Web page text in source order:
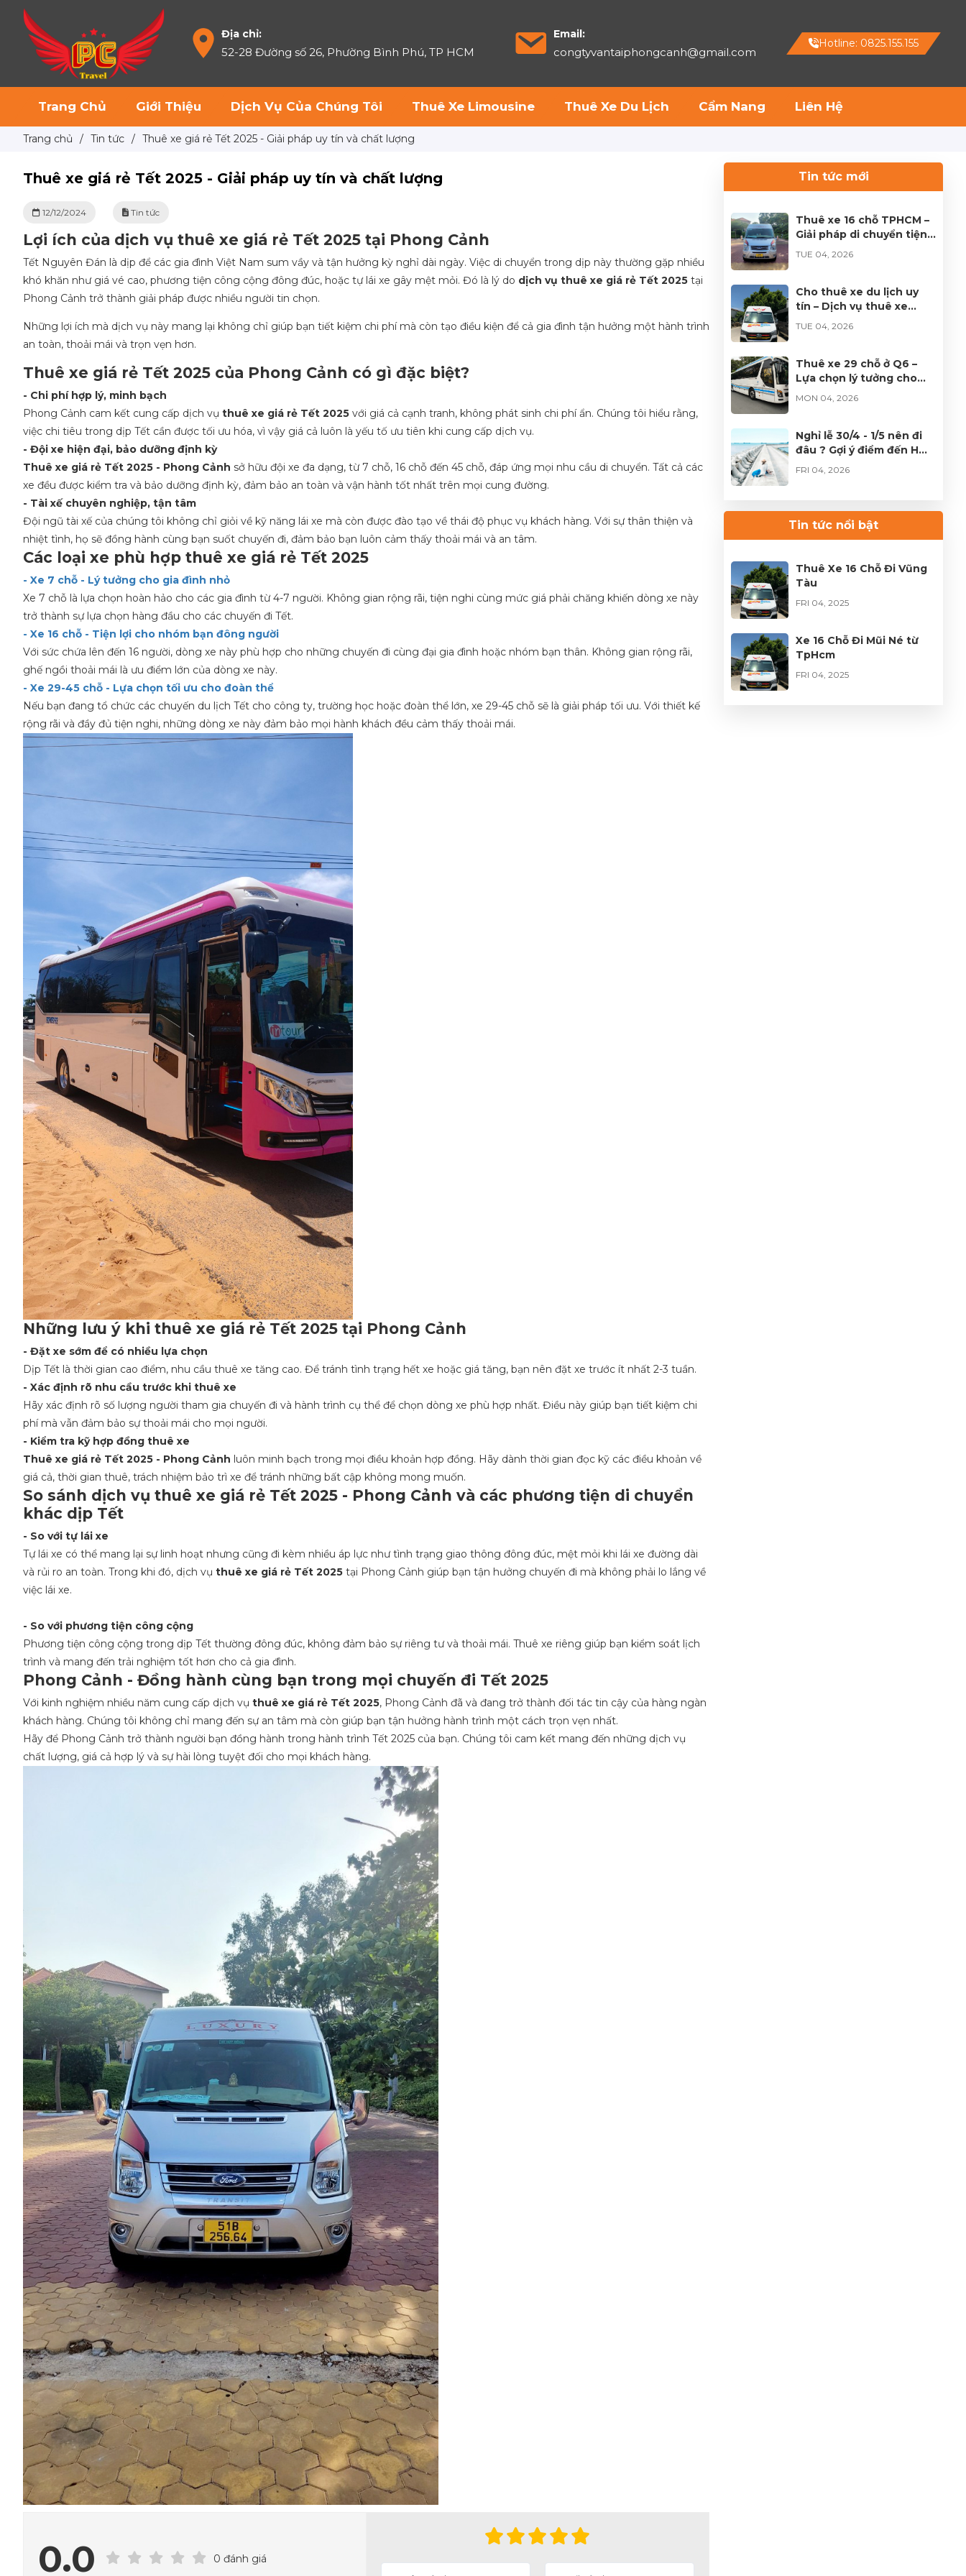
Địa chỉ:
52-28 Đường số 26, Phường Bình Phú, TP HCM
Email:
congtyvantaiphongcanh@gmail.com
Hotline: 0825.155.155
Trang Chủ Giới Thiệu Dịch Vụ Của Chúng Tôi Thuê Xe Limousine Thuê Xe Du Lịch Cẩm Nang Liên Hệ
Trang chủ / Tin tức / Thuê xe giá rẻ Tết 2025 - Giải pháp uy tín và chất lượng
Thuê xe giá rẻ Tết 2025 - Giải pháp uy tín và chất lượng
12/12/2024 Tin tức
Lợi ích của dịch vụ thuê xe giá rẻ Tết 2025 tại Phong Cảnh
Tết Nguyên Đán là dịp để các gia đình Việt Nam sum vầy và tận hưởng kỳ nghỉ dài ngày. Việc di chuyển trong dịp này thường gặp nhiều
khó khăn như giá vé cao, phương tiện công cộng đông đúc, hoặc tự lái xe gây mệt mỏi. Đó là lý do dịch vụ thuê xe giá rẻ Tết 2025 tại
Phong Cảnh trở thành giải pháp được nhiều người tin chọn.
Những lợi ích mà dịch vụ này mang lại không chỉ giúp bạn tiết kiệm chi phí mà còn tạo điều kiện để cả gia đình tận hưởng một hành trình
an toàn, thoải mái và trọn vẹn hơn.
Thuê xe giá rẻ Tết 2025 của Phong Cảnh có gì đặc biệt?
- Chi phí hợp lý, minh bạch
Phong Cảnh cam kết cung cấp dịch vụ thuê xe giá rẻ Tết 2025 với giá cả cạnh tranh, không phát sinh chi phí ẩn. Chúng tôi hiểu rằng,
việc chi tiêu trong dịp Tết cần được tối ưu hóa, vì vậy giá cả luôn là yếu tố ưu tiên khi cung cấp dịch vụ.
- Đội xe hiện đại, bảo dưỡng định kỳ
Thuê xe giá rẻ Tết 2025 - Phong Cảnh sở hữu đội xe đa dạng, từ 7 chỗ, 16 chỗ đến 45 chỗ, đáp ứng mọi nhu cầu di chuyển. Tất cả các
xe đều được kiểm tra và bảo dưỡng định kỳ, đảm bảo an toàn và vận hành tốt nhất trên mọi cung đường.
- Tài xế chuyên nghiệp, tận tâm
Đội ngũ tài xế của chúng tôi không chỉ giỏi về kỹ năng lái xe mà còn được đào tạo về thái độ phục vụ khách hàng. Với sự thân thiện và
nhiệt tình, họ sẽ đồng hành cùng bạn suốt chuyến đi, đảm bảo bạn luôn cảm thấy thoải mái và an tâm.
Các loại xe phù hợp thuê xe giá rẻ Tết 2025
- Xe 7 chỗ - Lý tưởng cho gia đình nhỏ
Xe 7 chỗ là lựa chọn hoàn hảo cho các gia đình từ 4-7 người. Không gian rộng rãi, tiện nghi cùng mức giá phải chăng khiến dòng xe này
trở thành sự lựa chọn hàng đầu cho các chuyến đi Tết.
- Xe 16 chỗ - Tiện lợi cho nhóm bạn đông người
Với sức chứa lên đến 16 người, dòng xe này phù hợp cho những chuyến đi cùng đại gia đình hoặc nhóm bạn thân. Không gian rộng rãi,
ghế ngồi thoải mái là ưu điểm lớn của dòng xe này.
- Xe 29-45 chỗ - Lựa chọn tối ưu cho đoàn thể
Nếu bạn đang tổ chức các chuyến du lịch Tết cho công ty, trường học hoặc đoàn thể lớn, xe 29-45 chỗ sẽ là giải pháp tối ưu. Với thiết kế
rộng rãi và đầy đủ tiện nghi, những dòng xe này đảm bảo mọi hành khách đều cảm thấy thoải mái.
Những lưu ý khi thuê xe giá rẻ Tết 2025 tại Phong Cảnh
- Đặt xe sớm để có nhiều lựa chọn
Dịp Tết là thời gian cao điểm, nhu cầu thuê xe tăng cao. Để tránh tình trạng hết xe hoặc giá tăng, bạn nên đặt xe trước ít nhất 2-3 tuần.
- Xác định rõ nhu cầu trước khi thuê xe
Hãy xác định rõ số lượng người tham gia chuyến đi và hành trình cụ thể để chọn dòng xe phù hợp nhất. Điều này giúp bạn tiết kiệm chi
phí mà vẫn đảm bảo sự thoải mái cho mọi người.
- Kiểm tra kỹ hợp đồng thuê xe
Thuê xe giá rẻ Tết 2025 - Phong Cảnh luôn minh bạch trong mọi điều khoản hợp đồng. Hãy dành thời gian đọc kỹ các điều khoản về
giá cả, thời gian thuê, trách nhiệm bảo trì xe để tránh những bất cập không mong muốn.
So sánh dịch vụ thuê xe giá rẻ Tết 2025 - Phong Cảnh và các phương tiện di chuyển
khác dịp Tết
- So với tự lái xe
Tự lái xe có thể mang lại sự linh hoạt nhưng cũng đi kèm nhiều áp lực như tình trạng giao thông đông đúc, mệt mỏi khi lái xe đường dài
và rủi ro an toàn. Trong khi đó, dịch vụ thuê xe giá rẻ Tết 2025 tại Phong Cảnh giúp bạn tận hưởng chuyến đi mà không phải lo lắng về
việc lái xe.
- So với phương tiện công cộng
Phương tiện công cộng trong dịp Tết thường đông đúc, không đảm bảo sự riêng tư và thoải mái. Thuê xe riêng giúp bạn kiểm soát lịch
trình và mang đến trải nghiệm tốt hơn cho cả gia đình.
Phong Cảnh - Đồng hành cùng bạn trong mọi chuyến đi Tết 2025
Với kinh nghiệm nhiều năm cung cấp dịch vụ thuê xe giá rẻ Tết 2025, Phong Cảnh đã và đang trở thành đối tác tin cậy của hàng ngàn
khách hàng. Chúng tôi không chỉ mang đến sự an tâm mà còn giúp bạn tận hưởng hành trình một cách trọn vẹn nhất.
Hãy để Phong Cảnh trở thành người bạn đồng hành trong hành trình Tết 2025 của bạn. Chúng tôi cam kết mang đến những dịch vụ
chất lượng, giá cả hợp lý và sự hài lòng tuyệt đối cho mọi khách hàng.
0.0 0 đánh giá
Tin tức mới
Thuê xe 16 chỗ TPHCM –
Giải pháp di chuyển tiện
lợi cho mọi hành trình
TUE 04, 2026
Cho thuê xe du lịch uy
tín – Dịch vụ thuê xe
chuyên nghiệp tại
TUE 04, 2026
Thuê xe 29 chỗ ở Q6 –
Lựa chọn lý tưởng cho
đoàn đông tại TPHCM
MON 04, 2026
Nghỉ lễ 30/4 - 1/5 nên đi
đâu ? Gợi ý điểm đến HOT
không thể bỏ lỡ
FRI 04, 2026
Tổ Hùng Vương – Hành
FRI 04, 2026
Tin tức nổi bật
Thuê Xe 16 Chỗ Đi Vũng
Tàu
FRI 04, 2025
Xe 16 Chỗ Đi Mũi Né từ
TpHcm
FRI 04, 2025